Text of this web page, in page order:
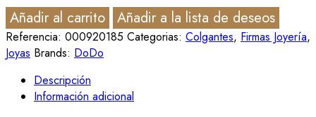
Añadir al carrito Añadir a la lista de deseos
Referencia: 000920185 Categorias: Colgantes, Firmas Joyería,
Joyas Brands: DoDo
Descripción
Información adicional